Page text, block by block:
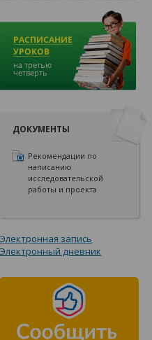
ДОКУМЕНТЫ
Рекомендации по
написанию
исследовательской
работы и проекта
Электронная запись
Электронный дневник